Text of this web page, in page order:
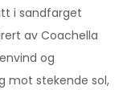
i sandfarget
av Coachella
og
mot stekende sol,